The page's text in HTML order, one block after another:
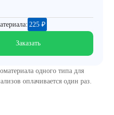
225 ₽
Заказать
одного типа для
оплачивается один раз.